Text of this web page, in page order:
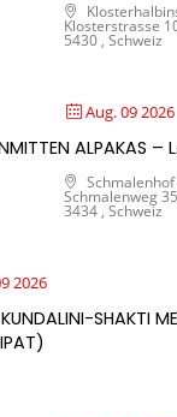
Klosterstrasse
5430 , Schweiz
Aug. 09 2026
ALPAKAS –
Schmalenweg
3434 , Schweiz
2026
SHAKTI